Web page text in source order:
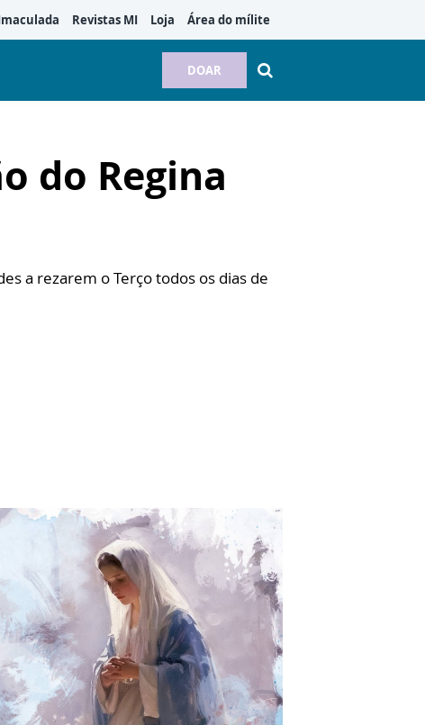
Revistas MI Loja Área do mílite
DOAR
do Regina
a rezarem o Terço todos os dias de